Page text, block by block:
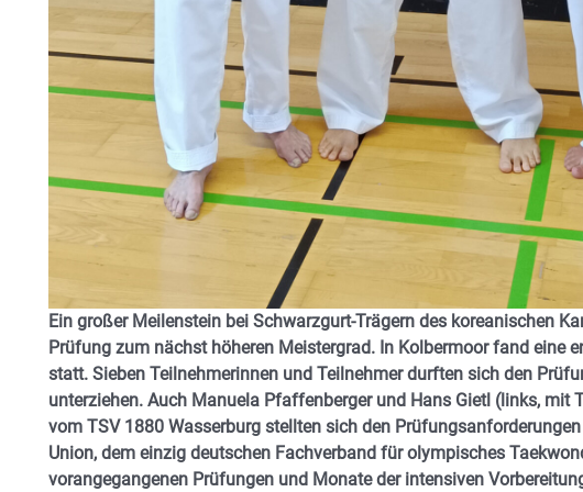
Ein großer Meilenstein bei Schwarzgurt-Trägern des koreanischen
Prüfung zum nächst höheren Meistergrad. In Kolbermoor fand eine
statt. Sieben Teilnehmerinnen und Teilnehmer durften sich den
unterziehen. Auch Manuela Pfaffenberger und Hans Gietl (links, mit
vom TSV 1880 Wasserburg stellten sich den
Union, dem einzig deutschen Fachverband für olympisches
vorangegangenen Prüfungen und Monate der intensiven